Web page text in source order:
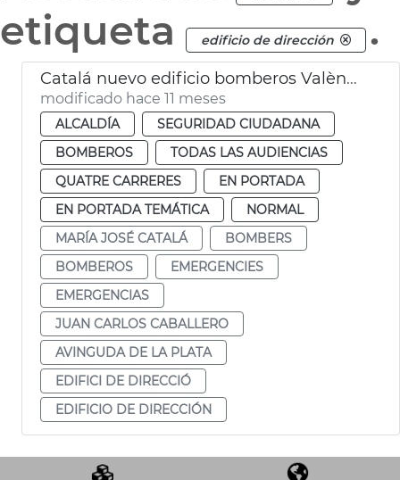
etiqueta
edificio de dirección .
Catalá nuevo edificio bomberos València
modificado hace 11 meses
ALCALDÍA
SEGURIDAD CIUDADANA
BOMBEROS
TODAS LAS AUDIENCIAS
QUATRE CARRERES
EN PORTADA
EN PORTADA TEMÁTICA
NORMAL
MARÍA JOSÉ CATALÁ
BOMBERS
BOMBEROS
EMERGENCIES
EMERGENCIAS
JUAN CARLOS CABALLERO
AVINGUDA DE LA PLATA
EDIFICI DE DIRECCIÓ
EDIFICIO DE DIRECCIÓN